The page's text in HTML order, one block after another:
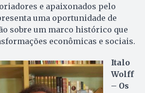
e apaixonados pelo
uma oportunidade de
sobre um marco histórico que
econômicas e sociais.
Italo
Wolff
– Os